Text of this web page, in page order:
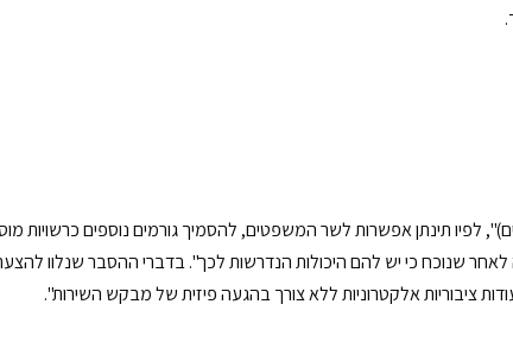
לפיו תינתן אפשרות לשר המשפטים, להסמיך גורמים נוספים
שנוכח כי יש להם היכולות הנדרשות לכך". בדברי ההסבר שנלוו